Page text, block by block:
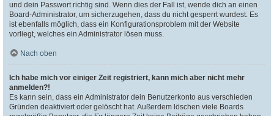
und dein Passwort richtig sind. Wenn dies der Fall ist, wende dich an einen
Board-Administrator, um sicherzugehen, dass du nicht gesperrt wurdest. Es
ist ebenfalls möglich, dass ein Konfigurationsproblem mit der Website
vorliegt, welches ein Administrator lösen muss.
Nach oben
Ich habe mich vor einiger Zeit registriert, kann mich aber nicht mehr
anmelden?!
Es kann sein, dass ein Administrator dein Benutzerkonto aus verschieden
Gründen deaktiviert oder gelöscht hat. Außerdem löschen viele Boards